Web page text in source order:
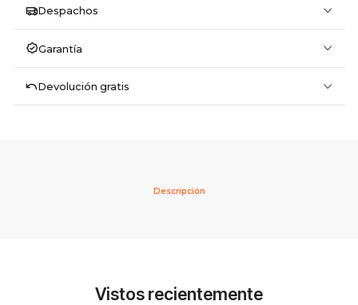
Despachos
Garantía
Devolución gratis
Descripción
Vistos recientemente